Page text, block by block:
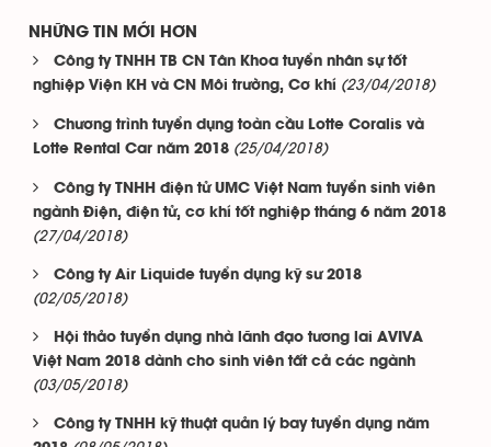
NHỮNG TIN MỚI HƠN
Công ty TNHH TB CN Tân Khoa tuyển nhân sự tốt
nghiệp Viện KH và CN Môi trường, Cơ khí (23/04/2018)
Chương trình tuyển dụng toàn cầu Lotte Coralis và
Lotte Rental Car năm 2018 (25/04/2018)
Công ty TNHH điện tử UMC Việt Nam tuyển sinh viên
ngành Điện, điện tử, cơ khí tốt nghiệp tháng 6 năm 2018
(27/04/2018)
Công ty Air Liquide tuyển dụng kỹ sư 2018
(02/05/2018)
Hội thảo tuyển dụng nhà lãnh đạo tương lai AVIVA
Việt Nam 2018 dành cho sinh viên tất cả các ngành
(03/05/2018)
Công ty TNHH kỹ thuật quản lý bay tuyển dụng năm